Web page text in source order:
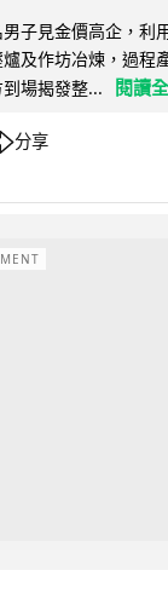
子見金價高企，利
及作坊冶煉，過程
場揭發整...
閱讀
分享